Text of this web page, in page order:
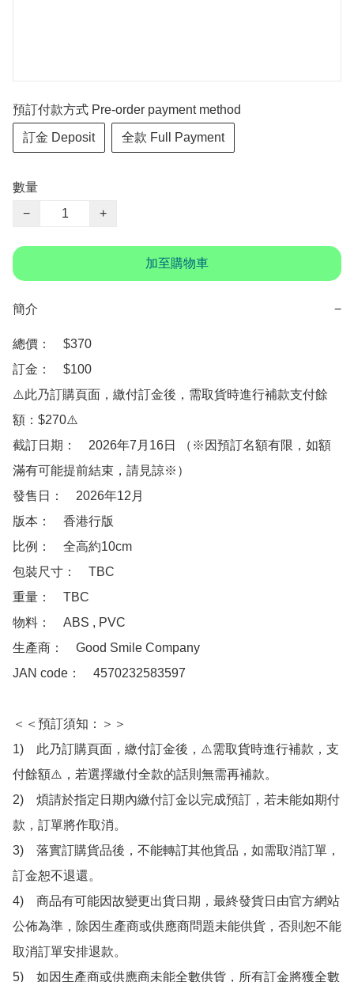
預訂付款方式 Pre-order payment method
訂金 Deposit 全款 Full Payment
數量
−
+
加至購物車
簡介 −
總價：　$370
訂金：　$100
⚠️此乃訂購頁面，繳付訂金後，需取貨時進行補款支付餘
額：$270⚠️
截訂日期：　2026年7月16日 （※因預訂名額有限，如額
滿有可能提前結束，請見諒※）
發售日：　2026年12月
版本：　香港行版
比例：　全高約10cm
包裝尺寸：　TBC
重量：　TBC
物料：　ABS , PVC
生產商：　Good Smile Company
JAN code：　4570232583597
＜＜預訂須知：＞＞
1)　此乃訂購頁面，繳付訂金後，⚠️需取貨時進行補款，支
付餘額⚠️，若選擇繳付全款的話則無需再補款。
2)　煩請於指定日期內繳付訂金以完成預訂，若未能如期付
款，訂單將作取消。
3)　落實訂購貨品後，不能轉訂其他貨品，如需取消訂單，
訂金恕不退還。
4)　商品有可能因故變更出貨日期，最終發貨日由官方網站
公佈為準，除因生產商或供應商問題未能供貨，否則恕不能
取消訂單安排退款。
5)　如因生產商或供應商未能全數供貨，所有訂金將獲全數